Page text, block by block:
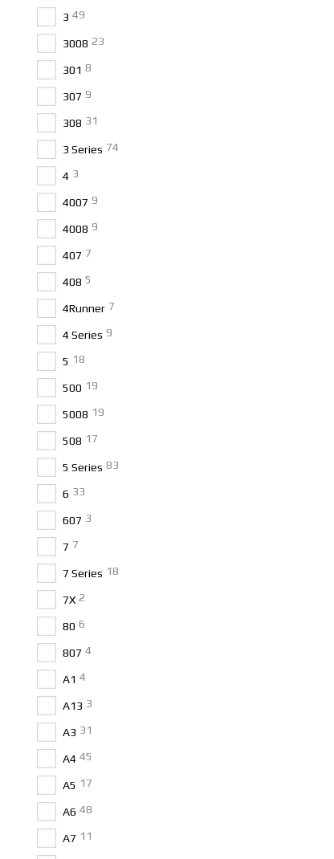
3 49
3008 23
301 8
307 9
308 31
3 Series 74
4 3
4007 9
4008 9
407 7
408 5
4Runner 7
4 Series 9
5 18
500 19
5008 19
508 17
5 Series 83
6 33
607 3
7 7
7 Series 18
7X 2
80 6
807 4
A1 4
A13 3
A3 31
A4 45
A5 17
A6 48
A7 11